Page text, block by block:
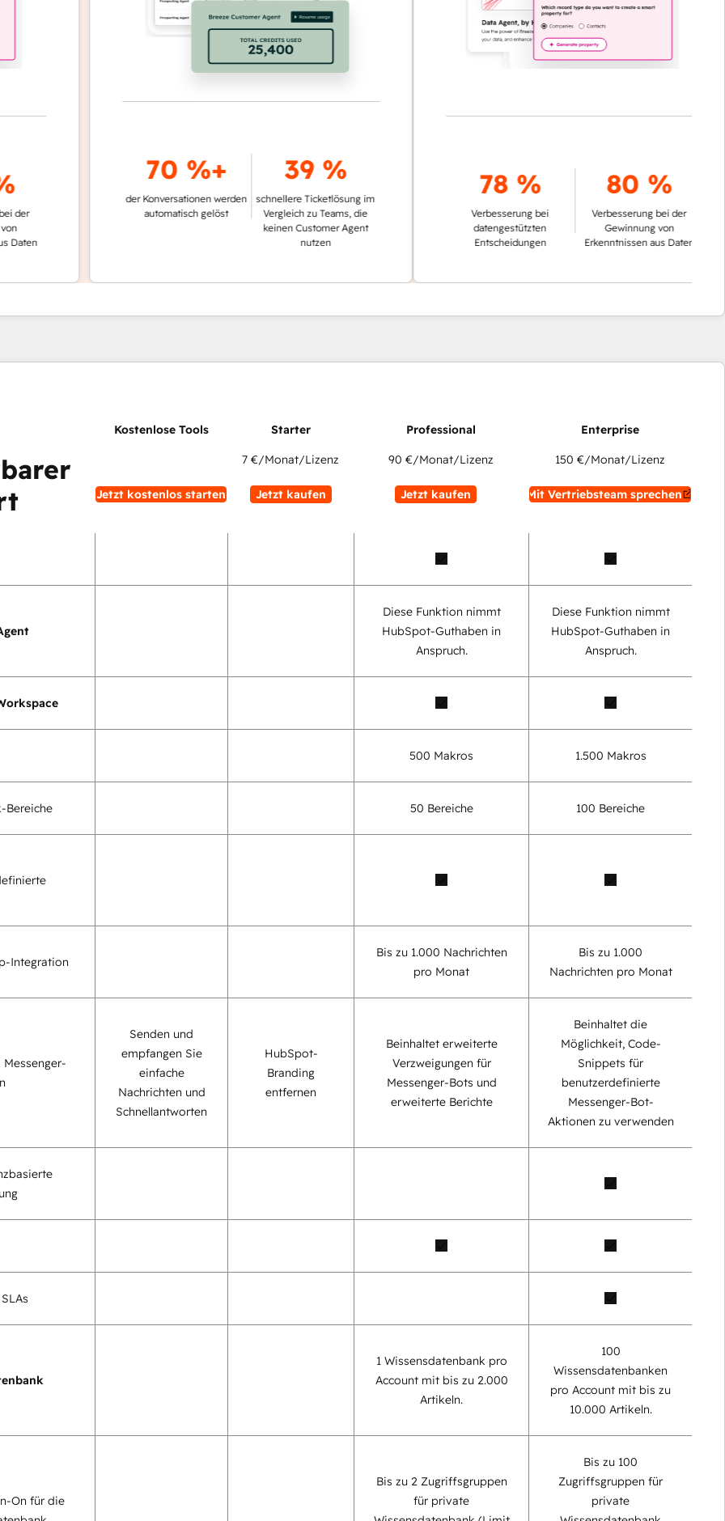
70 %+
der Konversationen werden
automatisch gelöst
39 %
schnellere Ticketlösung im
Vergleich zu Teams, die
keinen Customer Agent
nutzen
78 %
Verbesserung bei
datengestützten
Entscheidungen
80 %
Verbesserung bei der
Gewinnung von
Erkenntnissen aus Daten
Jetzt kostenlos starten
7 €/Monat/Lizenz
Jetzt kaufen
90 €/Monat/Lizenz
Jetzt kaufen
150 €/Monat/Lizenz
Mit Vertriebsteam sprechen
Diese Funktion nimmt
HubSpot-Guthaben in
Anspruch.
Diese Funktion nimmt
HubSpot-Guthaben in
Anspruch.
500 Makros 1.500 Makros
Bereiche 50 Bereiche 100 Bereiche
Integration
Bis zu 1.000 Nachrichten
pro Monat
Bis zu 1.000
Nachrichten pro Monat
Senden und
empfangen Sie
einfache
Nachrichten und
Schnellantworten
HubSpot-
Branding
entfernen
Beinhaltet erweiterte
Verzweigungen für
Messenger-Bots und
erweiterte Berichte
Beinhaltet die
Möglichkeit, Code-
Snippets für
benutzerdefinierte
Messenger-Bot-
Aktionen zu verwenden
1 Wissensdatenbank pro
Account mit bis zu 2.000
Artikeln.
100
Wissensdatenbanken
pro Account mit bis zu
10.000 Artikeln.
On für die
Bis zu 2 Zugriffsgruppen
für private
Bis zu 100
Zugriffsgruppen für
private